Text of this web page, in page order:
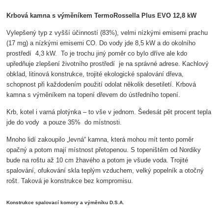
Krbová kamna s výměníkem TermoRossella Plus EVO 12,8 kW
Vylepšený typ z vyšší účinností (83%), velmi nízkými emisemi prachu
(17 mg) a nízkými emisemi CO. Do vody jde 8,5 kW a do okolního
prostředí 4,3 kW. To je trochu jiný poměr co bylo dříve ale kdo
upředňuje zlepšení životního prostředí je na správné adrese. Kachlový
obklad, litinová konstrukce, trojité ekologické spalování dřeva,
schopnost při každodením použití odolat několik desetiletí. Krbová
kamna s výměníkem na topení dřevem do ústředního topení.
Krb, kotel i varná plotýnka – to vše v jednom. Šedesát pět procent tepla
jde do vody a pouze 35% do místnosti.
Mnoho lidí zakoupilo „levná“ kamna, která mohou mít tento poměr
opačný a potom mají místnost přetopenou. S topeništěm od Nordiky
bude na roštu až 10 cm žhavého a potom je všude voda. Trojité
spalování, ofukování skla teplým vzduchem, velký popelník a otočný
rošt. Taková je konstrukce bez kompromisu.
Konstrukce spalovací komory a výměníku D.S.A.